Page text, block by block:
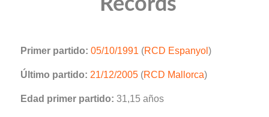
Récords
Primer partido: 05/10/1991 (RCD Espanyol )
Último partido: 21/12/2005 (RCD Mallorca)
Edad primer partido: 31,15 años